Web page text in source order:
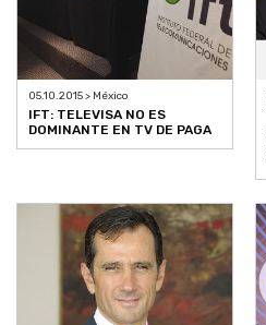
05.10.2015 > México
IFT: TELEVISA NO ES
DOMINANTE EN TV DE PAGA